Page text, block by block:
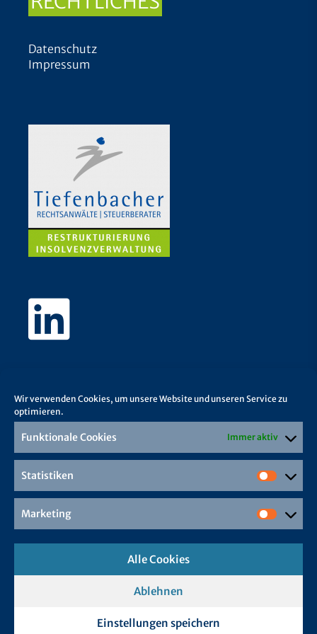
Wir verwenden Cookies, um unsere Website und unseren Service zu
optimieren.
Funktionale Cookies Immer aktiv
Statistiken
Marketing
Alle Cookies
Ablehnen
Einstellungen speichern
Datenschutz
Impressum